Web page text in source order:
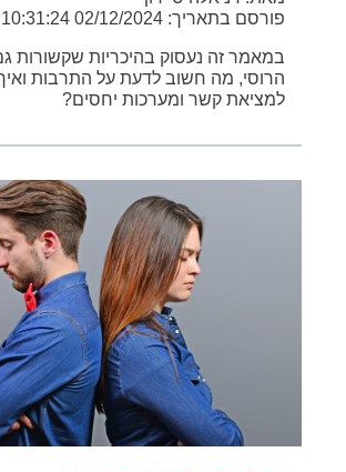
פורסם בתאריך: 02/12/2024 10:31:24
במאמר זה נעסוק בהיכריות שקשורות
הרוסי, מה חשוב לדעת על התרבות
למציאת קשר ומערכות יחסים?